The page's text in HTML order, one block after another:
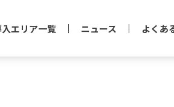
エリア一覧 ニュース よくあ